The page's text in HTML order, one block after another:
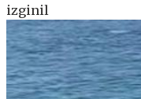
izginil